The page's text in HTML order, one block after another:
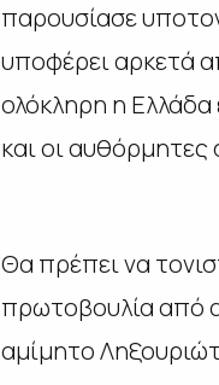
παρουσίασε
υποφέρει αρκετά
ολόκληρη η Ελλάδα
και οι αυθόρμητες
Θα πρέπει να
πρωτοβουλία από
αμίμητο